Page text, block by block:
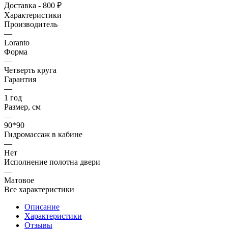
Доставка - 800 ₽
Характеристики
Производитель
—
Loranto
Форма
—
Четверть круга
Гарантия
—
1 год
Размер, см
—
90*90
Гидромассаж в кабине
—
Нет
Исполнение полотна двери
—
Матовое
Все характеристики
Описание
Характеристики
Отзывы